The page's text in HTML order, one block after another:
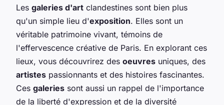
Les galeries d'art clandestines sont bien plus
qu'un simple lieu d'exposition. Elles sont un
véritable patrimoine vivant, témoins de
l'effervescence créative de Paris. En explorant ces
lieux, vous découvrirez des oeuvres uniques, des
artistes passionnants et des histoires fascinantes.
Ces galeries sont aussi un rappel de l'importance
de la liberté d'expression et de la diversité